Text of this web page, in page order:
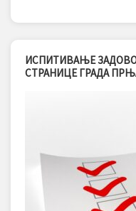
ИСПИТИВАЊЕ
СТРАНИЦЕ ГРАДА